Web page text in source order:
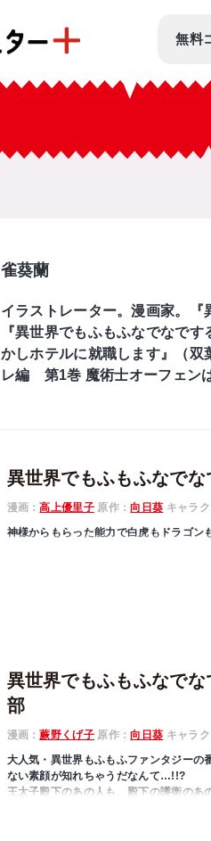
無料
雀葵蘭
イラストレーター。漫画家。『
『異世界でもふもふなでなで
かしホテルに就職します』（
レ編 第1巻 魔術士オーフェン
異世界でもふもふなでな
漫画：高上優里子 原作：向日葵 キャラ
神様からもらった能力で白虎もドラゴン
異世界でもふもふなで
部
漫画：蕨野くげ子 原作：向日葵 キャラ
大人気・異世界もふもふファンタジーの
ない素顔が知れちゃうだなんて…!!?
王太子殿下のあの人も、殿下の護衛のあ
なみんなネマ想い!? 動物さんだってネ